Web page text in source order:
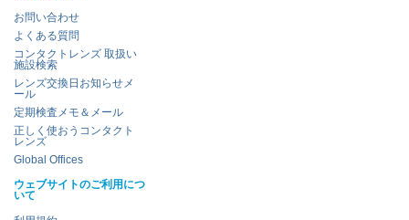
お問い合わせ
よくある質問
コンタクトレンズ 取扱い
施設検索
レンズ交換日お知らせメ
ール
定期検査メモ＆メール
正しく使おうコンタクト
レンズ
Global Offices
ウェブサイトのご利用につ
いて